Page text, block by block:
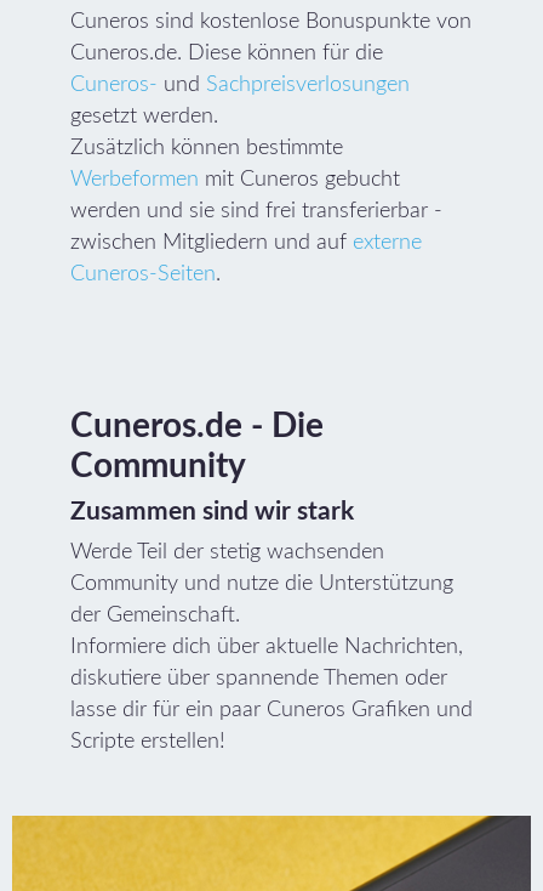
Cuneros sind kostenlose Bonuspunkte von
Cuneros.de. Diese können für die
Cuneros- und Sachpreisverlosungen
gesetzt werden.
Zusätzlich können bestimmte
Werbeformen mit Cuneros gebucht
werden und sie sind frei transferierbar -
zwischen Mitgliedern und auf externe
Cuneros-Seiten.
Cuneros.de - Die
Community
Zusammen sind wir stark
Werde Teil der stetig wachsenden
Community und nutze die Unterstützung
der Gemeinschaft.
Informiere dich über aktuelle Nachrichten,
diskutiere über spannende Themen oder
lasse dir für ein paar Cuneros Grafiken und
Scripte erstellen!